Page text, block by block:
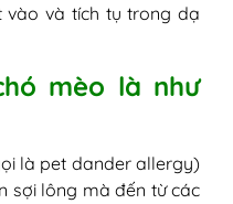
vào và tích tụ trong dạ
mèo là như
là pet dander allergy)
sợi lông mà đến từ các